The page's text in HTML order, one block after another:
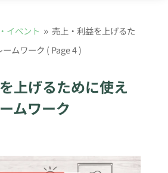
イベント 9 売上・利益を上げるた
ムワーク ( Page 4 )
上げるために使え
ムワーク